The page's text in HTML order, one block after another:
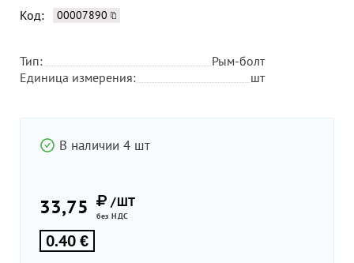
Код: 00007890
Тип:
Рым-болт
Единица измерения:
шт
В наличии 4 шт
33,75 /ШТ
без НДС
0.40 €